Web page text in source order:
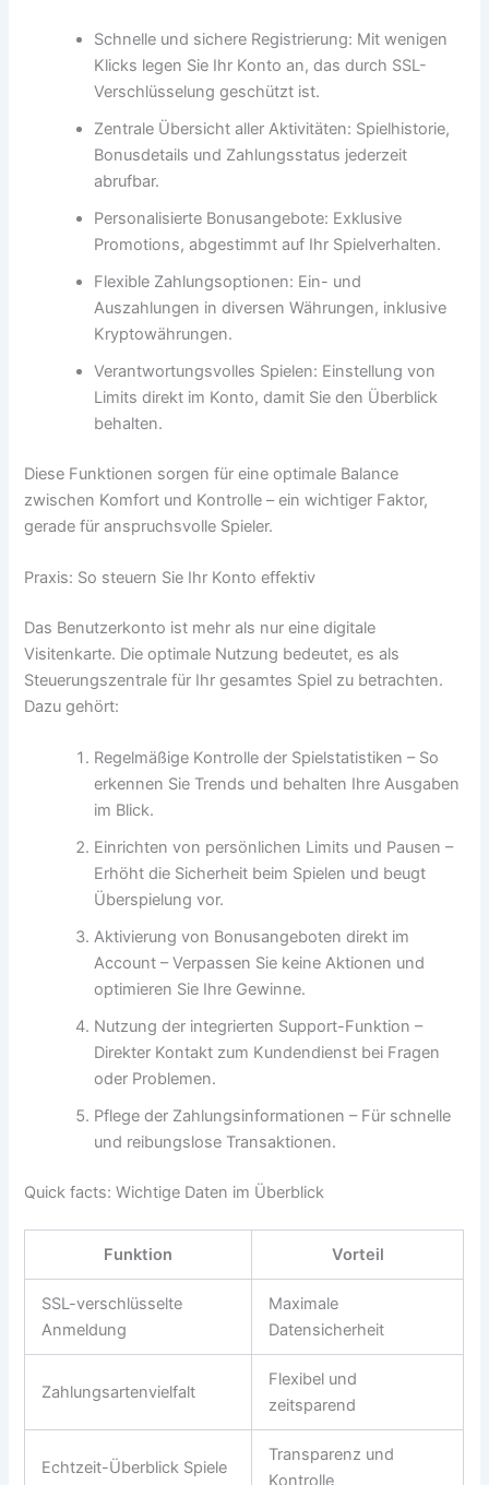
Schnelle und sichere Registrierung: Mit wenigen
Klicks legen Sie Ihr Konto an, das durch SSL-
Verschlüsselung geschützt ist.
Zentrale Übersicht aller Aktivitäten: Spielhistorie,
Bonusdetails und Zahlungsstatus jederzeit
abrufbar.
Personalisierte Bonusangebote: Exklusive
Promotions, abgestimmt auf Ihr Spielverhalten.
Flexible Zahlungsoptionen: Ein- und
Auszahlungen in diversen Währungen, inklusive
Kryptowährungen.
Verantwortungsvolles Spielen: Einstellung von
Limits direkt im Konto, damit Sie den Überblick
behalten.
Diese Funktionen sorgen für eine optimale Balance
zwischen Komfort und Kontrolle – ein wichtiger Faktor,
gerade für anspruchsvolle Spieler.
Praxis: So steuern Sie Ihr Konto effektiv
Das Benutzerkonto ist mehr als nur eine digitale
Visitenkarte. Die optimale Nutzung bedeutet, es als
Steuerungszentrale für Ihr gesamtes Spiel zu betrachten.
Dazu gehört:
Regelmäßige Kontrolle der Spielstatistiken – So
erkennen Sie Trends und behalten Ihre Ausgaben
im Blick.
Einrichten von persönlichen Limits und Pausen –
Erhöht die Sicherheit beim Spielen und beugt
Überspielung vor.
Aktivierung von Bonusangeboten direkt im
Account – Verpassen Sie keine Aktionen und
optimieren Sie Ihre Gewinne.
Nutzung der integrierten Support-Funktion –
Direkter Kontakt zum Kundendienst bei Fragen
oder Problemen.
Pflege der Zahlungsinformationen – Für schnelle
und reibungslose Transaktionen.
Quick facts: Wichtige Daten im Überblick
Funktion Vorteil
SSL-verschlüsselte
Anmeldung
Maximale
Datensicherheit
Zahlungsartenvielfalt
Flexibel und
zeitsparend
Echtzeit-Überblick Spiele
Transparenz und
Kontrolle